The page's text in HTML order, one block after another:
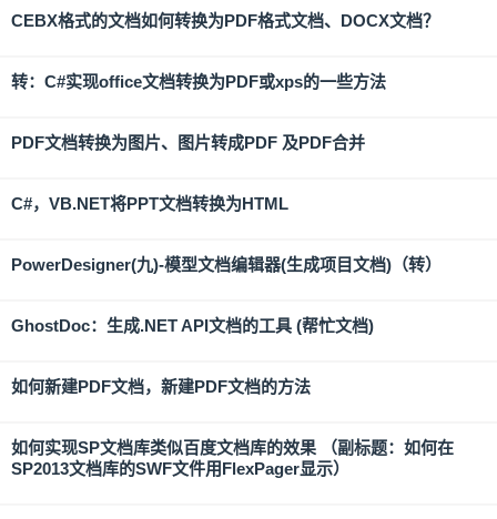
CEBX格式的文档如何转换为PDF格式文档、DOCX文档？
转：C#实现office文档转换为PDF或xps的一些方法
PDF文档转换为图片、图片转成PDF 及PDF合并
C#，VB.NET将PPT文档转换为HTML
PowerDesigner(九)-模型文档编辑器(生成项目文档)（转）
GhostDoc：生成.NET API文档的工具 (帮忙文档)
如何新建PDF文档，新建PDF文档的方法
如何实现SP文档库类似百度文档库的效果 （副标题：如何在
SP2013文档库的SWF文件用FlexPager显示）